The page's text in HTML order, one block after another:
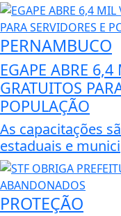
PERNAMBUCO
EGAPE ABRE
GRATUITOS
POPULAÇÃO
As capacitações
estaduais e
PROTEÇÃO